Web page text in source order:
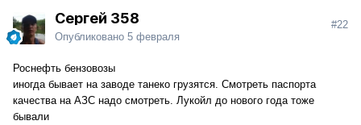
Сергей 358
Опубликовано 5 февраля
#22
Роснефть бензовозы
иногда бывает на заводе танеко грузятся. Смотреть паспорта
качества на АЗС надо смотреть. Лукойл до нового года тоже
бывали